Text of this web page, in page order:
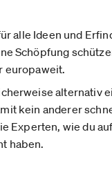
alle Ideen und
Schöpfung
europaweit.
alternativ
kein anderer
Experten, wie du
haben.